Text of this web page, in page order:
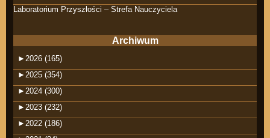
Laboratorium Przyszłości – Strefa Nauczyciela
Archiwum
► 2026 (165)
► 2025 (354)
► 2024 (300)
► 2023 (232)
► 2022 (186)